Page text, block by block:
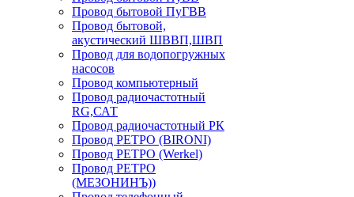
Провод бытовой ПуГВВ
Провод бытовой,
акустический ШВВП,ШВП
Провод для водопогружных
насосов
Провод компьютерный
Провод радиочастотный
RG,САТ
Провод радиочастотный РК
Провод РЕТРО (BIRONI)
Провод РЕТРО (Werkel)
Провод РЕТРО
(МЕЗОНИНЪ))